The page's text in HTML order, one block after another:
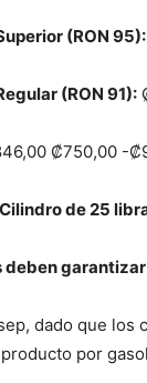
(RON 95):
(RON 91):
₡750,00 -
de 25
deben
dado que los
por